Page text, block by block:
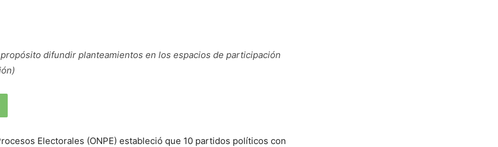
difundir planteamientos en los espacios de participación
Electorales (ONPE) estableció que 10 partidos políticos con